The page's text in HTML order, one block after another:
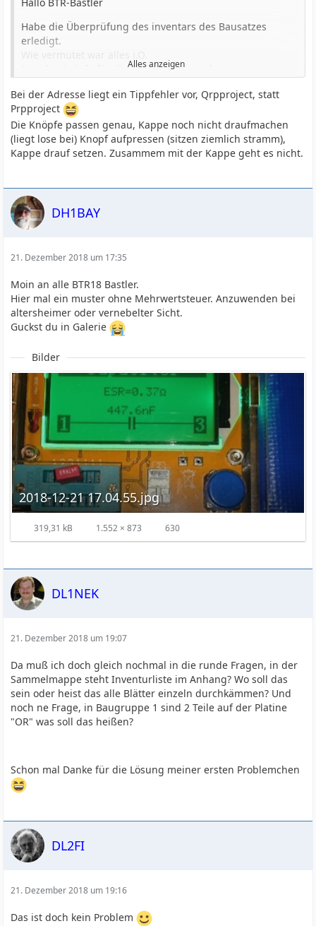
Habe die Überprüfung des inventars des Bausatzes
erledigt.
Nur die Knöpfe für die Poti's passen nicht.
verwenden.
Hinweis: Die Internetaddresse
http://www.prpproject.de/btr18.htm
funktioniert nicht. Habe auch heute den Funktamateur
bekommen,
Jetzt werde ich die Baugruppe 1 anfangen.
Viele Grüße
Alles anzeigen
Bei der Adresse liegt ein Tippfehler vor, Qrpproject, statt
Prpproject
Die Knöpfe passen genau, Kappe noch nicht draufmachen
(liegt lose bei) Knopf aufpressen (sitzen ziemlich stramm),
Kappe drauf setzen. Zusammem mit der Kappe geht es nicht.
DH1BAY
21. Dezember 2018 um 17:35
Moin an alle BTR18 Bastler.
Hier mal ein muster ohne Mehrwertsteuer. Anzuwenden bei
altersheimer oder vernebelter Sicht.
Guckst du in Galerie
Bilder
2018-12-21 17.04.55.jpg
319,31 kB 1.552 × 873 630
DL1NEK
21. Dezember 2018 um 19:07
Da muß ich doch gleich nochmal in die runde Fragen, in der
Sammelmappe steht Inventurliste im Anhang? Wo soll das
sein oder heist das alle Blätter einzeln durchkämmen? Und
noch ne Frage, in Baugruppe 1 sind 2 Teile auf der Platine
"OR" was soll das heißen?
Schon mal Danke für die Lösung meiner ersten Problemchen
DL2FI
21. Dezember 2018 um 19:16
Das ist doch kein Problem